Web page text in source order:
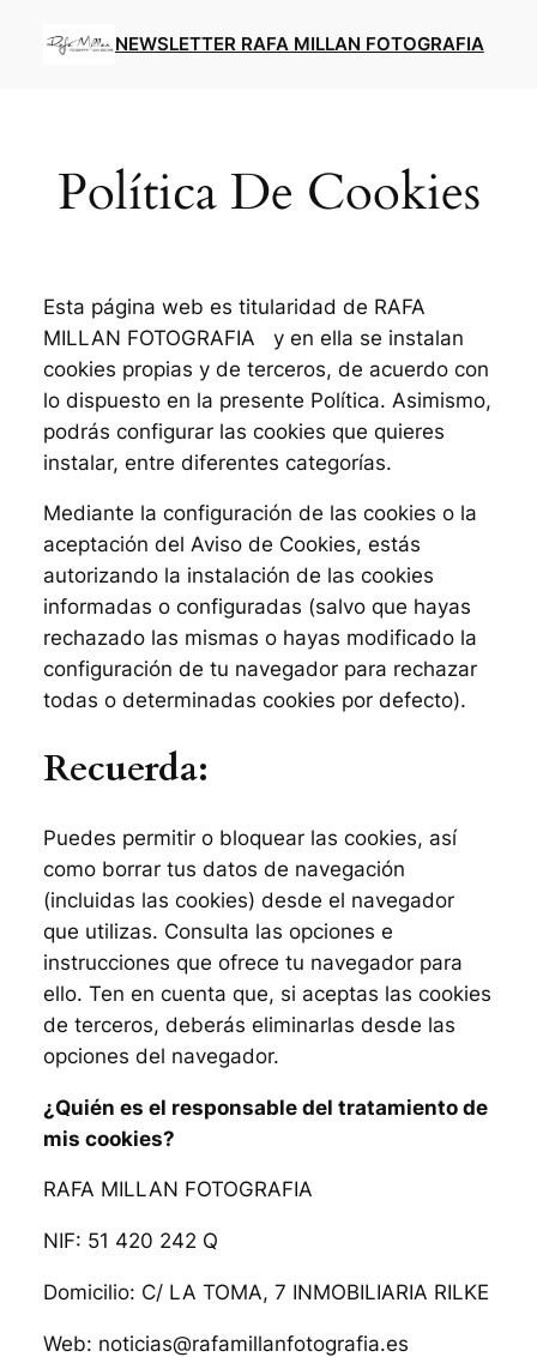
NEWSLETTER RAFA MILLAN FOTOGRAFIA
Política De Cookies
Esta página web es titularidad de RAFA
MILLAN FOTOGRAFIA y en ella se instalan
cookies propias y de terceros, de acuerdo con
lo dispuesto en la presente Política. Asimismo,
podrás configurar las cookies que quieres
instalar, entre diferentes categorías.
Mediante la configuración de las cookies o la
aceptación del Aviso de Cookies, estás
autorizando la instalación de las cookies
informadas o configuradas (salvo que hayas
rechazado las mismas o hayas modificado la
configuración de tu navegador para rechazar
todas o determinadas cookies por defecto).
Recuerda:
Puedes permitir o bloquear las cookies, así
como borrar tus datos de navegación
(incluidas las cookies) desde el navegador
que utilizas. Consulta las opciones e
instrucciones que ofrece tu navegador para
ello. Ten en cuenta que, si aceptas las cookies
de terceros, deberás eliminarlas desde las
opciones del navegador.
¿Quién es el responsable del tratamiento de
mis cookies?
RAFA MILLAN FOTOGRAFIA
NIF: 51 420 242 Q
Domicilio: C/ LA TOMA, 7 INMOBILIARIA RILKE
Web: noticias@rafamillanfotografia.es